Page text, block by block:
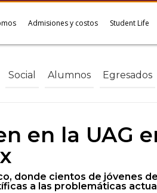
Admisiones y costos Student Life
Social Alumnos Egresados
en la UAG
donde cientos de jóvenes
a las problemáticas